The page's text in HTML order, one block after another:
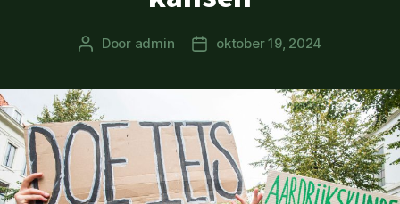
Berichtauteur
Door admin Berichtdatum
oktober 19, 2024